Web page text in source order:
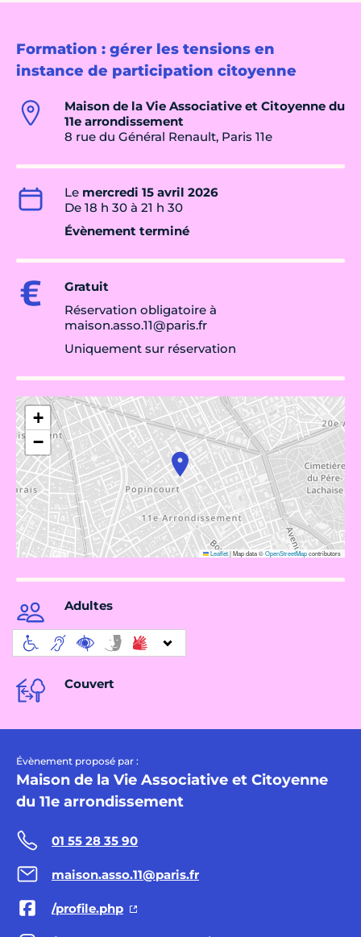
Formation : gérer les tensions en
instance de participation citoyenne
Maison de la Vie Associative et Citoyenne du
11e arrondissement
8 rue du Général Renault, Paris 11e
Le mercredi 15 avril 2026
De 18 h 30 à 21 h 30
Évènement terminé
Gratuit
Réservation obligatoire à
maison.asso.11@paris.fr
Uniquement sur réservation
+
−
Leaflet|Map data ©OpenStreetMapcontributors
Adultes
Couvert
Évènement proposé par :
Maison de la Vie Associative et Citoyenne
du 11e arrondissement
01 55 28 35 90
maison.asso.11@paris.fr
/profile.php